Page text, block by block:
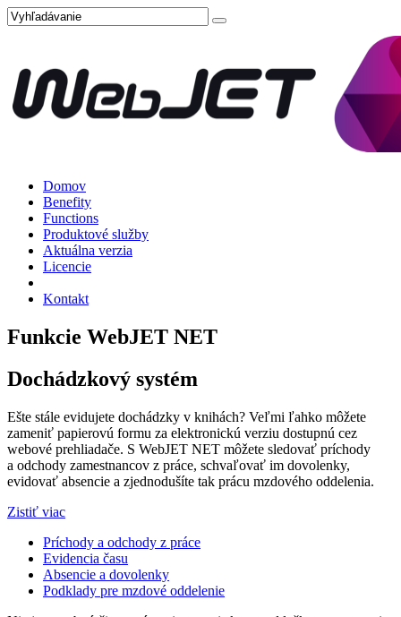
Domov
Benefity
Functions
Produktové služby
Aktuálna verzia
Licencie
Kontakt
Funkcie WebJET NET
Dochádzkový systém
Ešte stále evidujete dochádzky v knihách? Veľmi ľahko môžete
zameniť papierovú formu za elektronickú verziu dostupnú cez
webové prehliadače. S WebJET NET môžete sledovať príchody
a odchody zamestnancov z práce, schvaľovať im dovolenky,
evidovať absencie a zjednodušíte tak prácu mzdového oddelenia.
Zistiť viac
Príchody a odchody z práce
Evidencia času
Absencie a dovolenky
Podklady pre mzdové oddelenie